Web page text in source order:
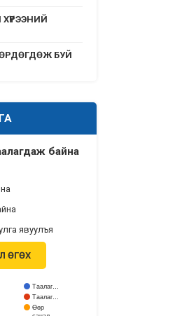
БУЙ
байна
явуулъя
ӨГӨХ
Таалаг…
Таалаг…
Өөр